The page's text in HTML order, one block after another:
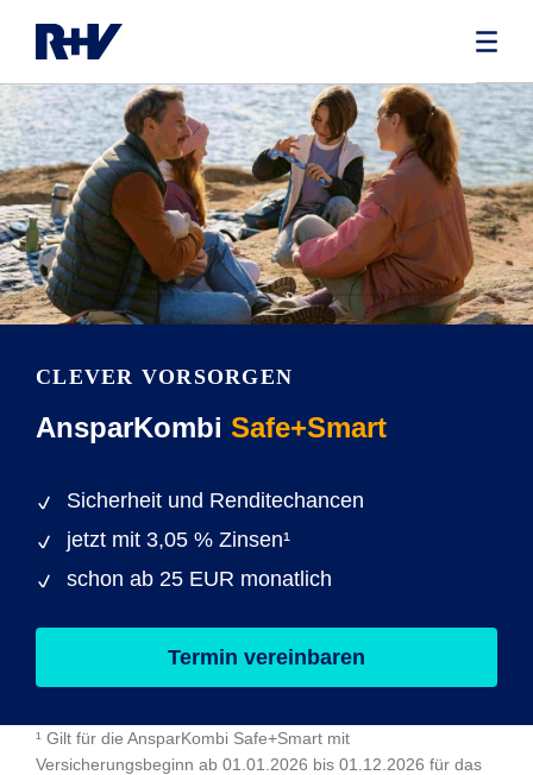
CLEVER VORSORGEN
AnsparKombi Safe+Smart
Sicherheit und Renditechancen
jetzt mit 3,05 % Zinsen¹
schon ab 25 EUR monatlich
Termin vereinbaren
¹ Gilt für die AnsparKombi Safe+Smart mit
Versicherungsbeginn ab 01.01.2026 bis 01.12.2026 für das